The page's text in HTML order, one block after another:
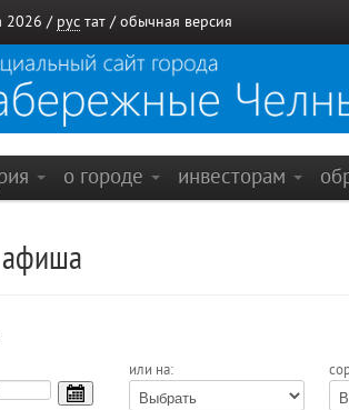
2026 / рус тат / обычная версия
о городе инвесторам
афиша
или на: